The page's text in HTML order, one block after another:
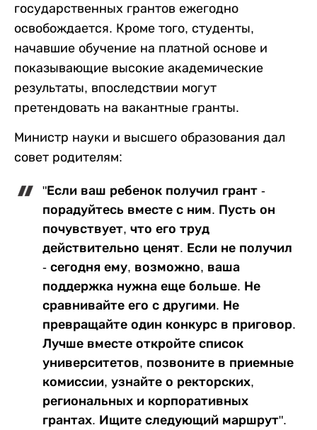
государственных грантов ежегодно
освобождается. Кроме того, студенты,
начавшие обучение на платной основе и
показывающие высокие академические
результаты, впоследствии могут
претендовать на вакантные гранты.
Министр науки и высшего образования дал
совет родителям:
"Если ваш ребенок получил грант -
порадуйтесь вместе с ним. Пусть он
почувствует, что его труд
действительно ценят. Если не получил
- сегодня ему, возможно, ваша
поддержка нужна еще больше. Не
сравнивайте его с другими. Не
превращайте один конкурс в приговор.
Лучше вместе откройте список
университетов, позвоните в приемные
комиссии, узнайте о ректорских,
региональных и корпоративных
грантах. Ищите следующий маршрут".